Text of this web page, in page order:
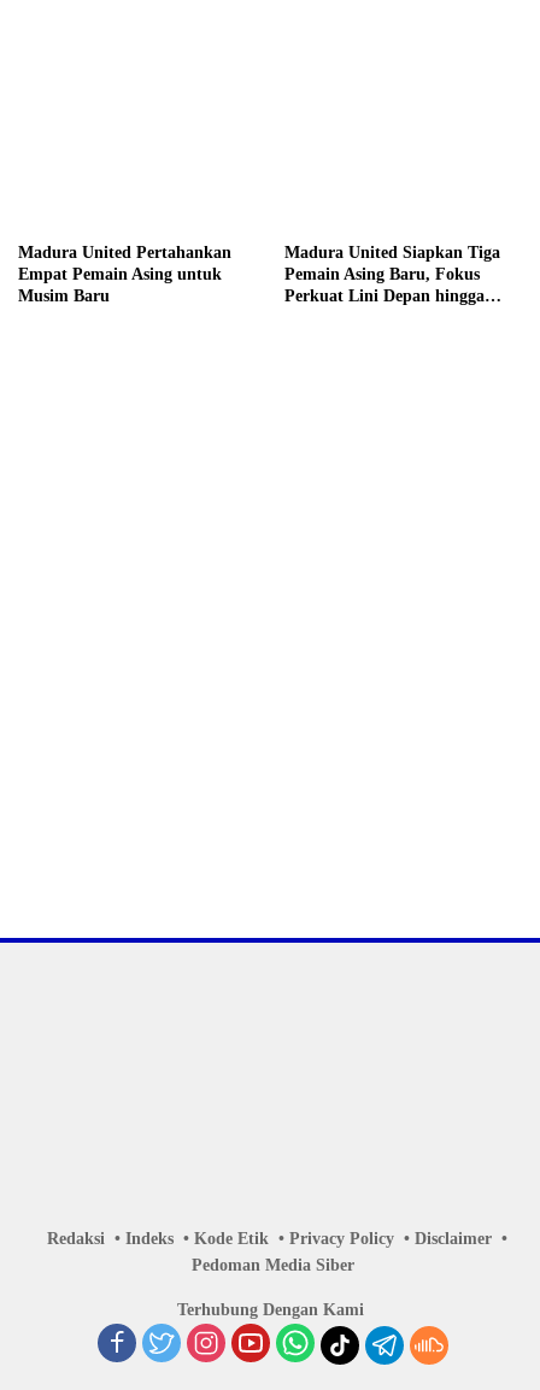
Madura United Pertahankan
Empat Pemain Asing untuk
Musim Baru
Madura United Siapkan Tiga
Pemain Asing Baru, Fokus
Perkuat Lini Depan hingga
Redaksi Indeks Kode Etik Privacy Policy
Disclaimer
Pedoman Media Siber
Terhubung Dengan Kami